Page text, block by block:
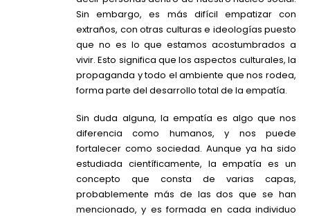
Sin embargo, es más difícil empatizar con
extraños, con otras culturas e ideologías puesto
que no es lo que estamos acostumbrados a
vivir. Esto significa que los aspectos culturales, la
propaganda y todo el ambiente que nos rodea,
forma parte del desarrollo total de la empatía.
Sin duda alguna, la empatía es algo que nos
diferencia como humanos, y nos puede
fortalecer como sociedad. Aunque ya ha sido
estudiada científicamente, la empatía es un
concepto que consta de varias capas,
probablemente más de las dos que se han
mencionado, y es formada en cada individuo